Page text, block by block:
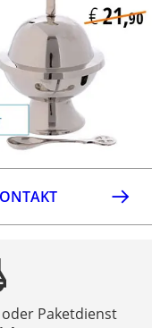
Paketdienst